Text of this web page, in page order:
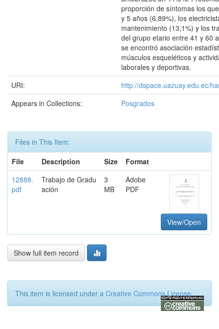
proporción de síntomas los
y 5 años (6,89%), los
mantenimiento (13,1%) y los
del grupo etario entre 41 y 60
se encontró asociación
músculos esqueléticos y
laborales y deportivas.
URI:
http://dspace.uazuay.edu.ec/
Appears in Collections:
Posgrados
Files in This Item:
File
Description Size
Format
12888.
pdf
Trabajo de Gradu
ación
3
MB
Adobe
PDF
View/Open
Show full item record
This item is licensed under a Creative Commons License